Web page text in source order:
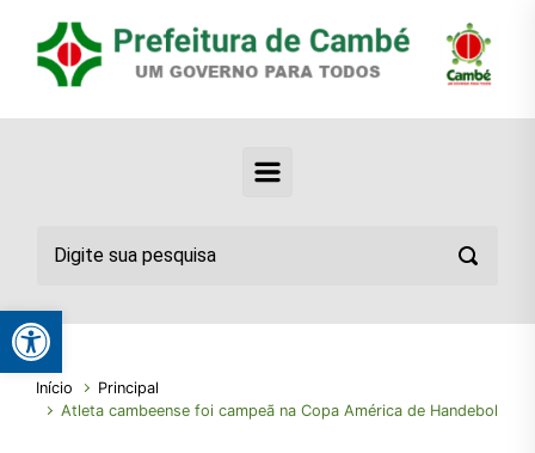
Início
Principal
Atleta cambeense foi campeã na Copa América de Handebol
Abrir a barra de ferramentas